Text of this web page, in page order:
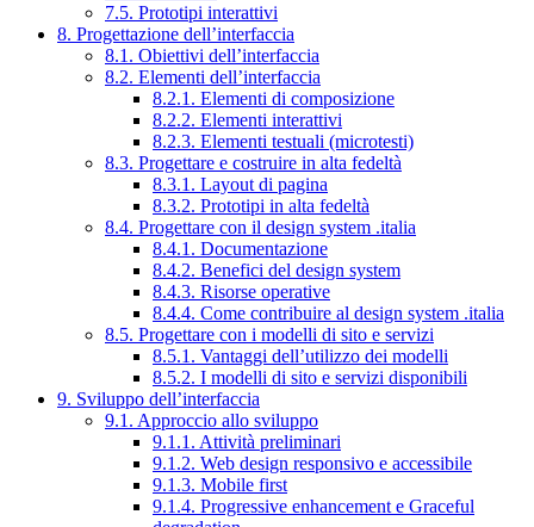
7.5. Prototipi interattivi
8. Progettazione dell’interfaccia
8.1. Obiettivi dell’interfaccia
8.2. Elementi dell’interfaccia
8.2.1. Elementi di composizione
8.2.2. Elementi interattivi
8.2.3. Elementi testuali (microtesti)
8.3. Progettare e costruire in alta fedeltà
8.3.1. Layout di pagina
8.3.2. Prototipi in alta fedeltà
8.4. Progettare con il design system .italia
8.4.1. Documentazione
8.4.2. Benefici del design system
8.4.3. Risorse operative
8.4.4. Come contribuire al design system .italia
8.5. Progettare con i modelli di sito e servizi
8.5.1. Vantaggi dell’utilizzo dei modelli
8.5.2. I modelli di sito e servizi disponibili
9. Sviluppo dell’interfaccia
9.1. Approccio allo sviluppo
9.1.1. Attività preliminari
9.1.2. Web design responsivo e accessibile
9.1.3. Mobile first
9.1.4. Progressive enhancement e Graceful